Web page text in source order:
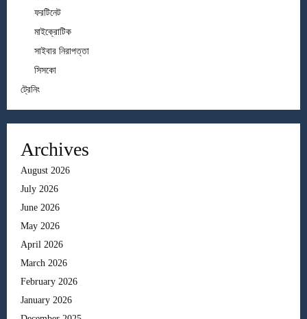
ফরটিনেট
মাইক্রোটিক
সাইবার নিরাপত্তা
সিসকো
ট্রেনিং
Archives
August 2026
July 2026
June 2026
May 2026
April 2026
March 2026
February 2026
January 2026